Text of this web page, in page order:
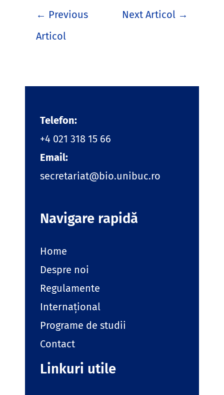
← Previous
Articol
Next Articol →
Telefon:
+4 021 318 15 66
Email:
secretariat@bio.unibuc.ro
Navigare rapidă
Home
Despre noi
Regulamente
Internațional
Programe de studii
Contact
Linkuri utile